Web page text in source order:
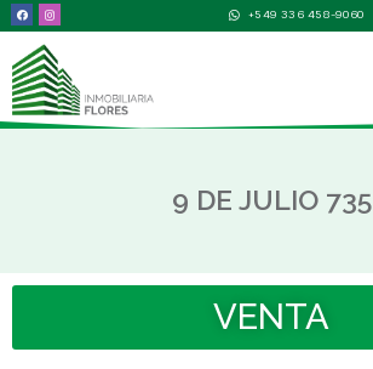
+549 336 458-9060
9 DE JULIO 735
VENTA